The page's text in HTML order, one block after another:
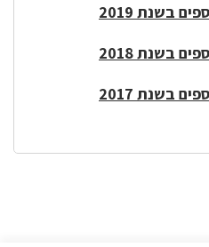
בשנת 2019
בשנת 2018
בשנת 2017